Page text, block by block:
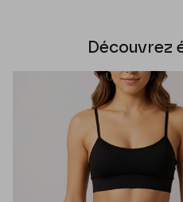
Découvrez